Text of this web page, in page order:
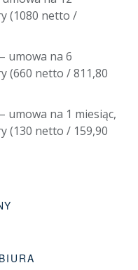
(1080 netto /
umowa na 6
(660 netto / 811,80
umowa na 1 miesiąc,
(130 netto / 159,90